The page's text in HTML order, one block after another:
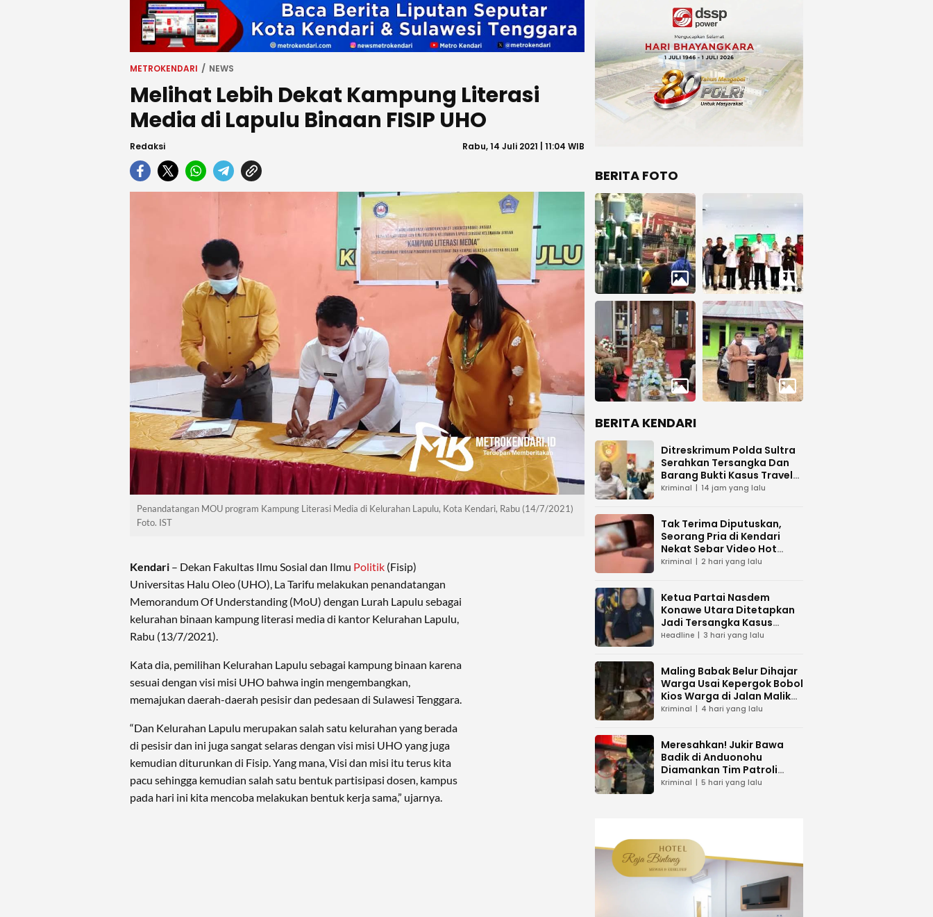
METROKENDARI NEWS
Melihat Lebih Dekat Kampung Literasi
Media di Lapulu Binaan FISIP UHO
Redaksi Rabu, 14 Juli 2021 | 11:04 WIB
Penandatangan MOU program Kampung Literasi Media di Kelurahan Lapulu, Kota Kendari, Rabu (14/7/2021)
Foto. IST
Kendari – Dekan Fakultas Ilmu Sosial dan Ilmu Politik (Fisip)
Universitas Halu Oleo (UHO), La Tarifu melakukan penandatangan
Memorandum Of Understanding (MoU) dengan Lurah Lapulu sebagai
kelurahan binaan kampung literasi media di kantor Kelurahan Lapulu,
Rabu (13/7/2021).
Kata dia, pemilihan Kelurahan Lapulu sebagai kampung binaan karena
sesuai dengan visi misi UHO bahwa ingin mengembangkan,
memajukan daerah-daerah pesisir dan pedesaan di Sulawesi Tenggara.
“Dan Kelurahan Lapulu merupakan salah satu kelurahan yang berada
di pesisir dan ini juga sangat selaras dengan visi misi UHO yang juga
kemudian diturunkan di Fisip. Yang mana, Visi dan misi itu terus kita
pacu sehingga kemudian salah satu bentuk partisipasi dosen, kampus
pada hari ini kita mencoba melakukan bentuk kerja sama,” ujarnya.
BERITA FOTO
BERITA KENDARI
Ditreskrimum Polda Sultra
Serahkan Tersangka Dan
Barang Bukti Kasus Travel
Umrah ke Kejaksaan
Kriminal 14 jam yang lalu
Tak Terima Diputuskan,
Seorang Pria di Kendari
Nekat Sebar Video Hot
Pacar
Kriminal 2 hari yang lalu
Ketua Partai Nasdem
Konawe Utara Ditetapkan
Jadi Tersangka Kasus
Dugaan Penipuan
Headline 3 hari yang lalu
Maling Babak Belur Dihajar
Warga Usai Kepergok Bobol
Kios Warga di Jalan Malik
Raya Mandonga
Kriminal 4 hari yang lalu
Meresahkan! Jukir Bawa
Badik di Anduonohu
Diamankan Tim Patroli
Polresta Kendari
Kriminal 5 hari yang lalu